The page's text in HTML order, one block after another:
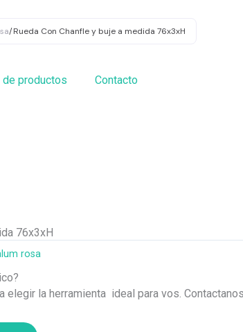
de productos Contacto
/Rueda Con Chanfle y buje a medida 76x3xH
76x3xH
rosa
elegir la herramienta ideal para vos.